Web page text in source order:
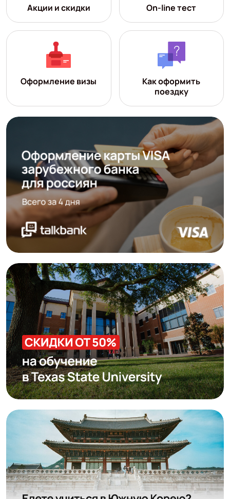
Акции и скидки On-line тест
Оформление визы
Как оформить
поездку